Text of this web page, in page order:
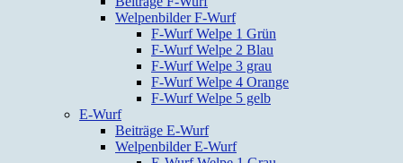
Welpenbilder F-Wurf
F-Wurf Welpe 1 Grün
F-Wurf Welpe 2 Blau
F-Wurf Welpe 3 grau
F-Wurf Welpe 4 Orange
F-Wurf Welpe 5 gelb
E-Wurf
Beiträge E-Wurf
Welpenbilder E-Wurf